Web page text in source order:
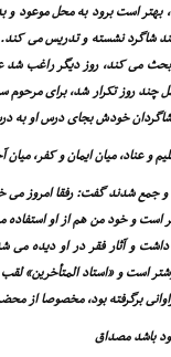
بهتر است برود به محل موعود و
شاگرد نشسته و تدریس مى
بحث مى کند، روز دیگر راغب
روز تکرار شد، براى
خودش بجاى درس او به
و عناد، میان ایمان و کفر،
جمع شدند گفت: رفقا امروز مى
است و خود من هم از او
و آثار فقر در او دیده
است و «استاد المتأخرین»
برگرفته بود، مخصوصا از
باشد مصداق